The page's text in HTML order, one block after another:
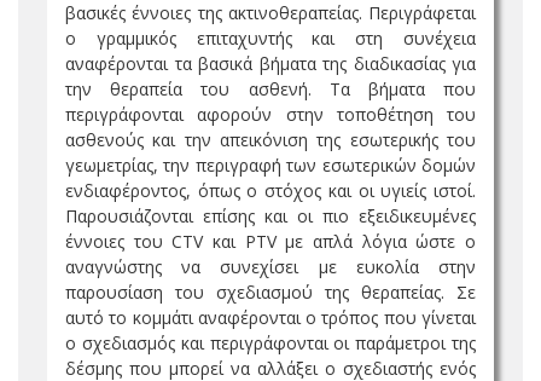
βασικές έννοιες της ακτινοθεραπείας. Περιγράφεται
ο γραμμικός επιταχυντής και στη συνέχεια
αναφέρονται τα βασικά βήματα της διαδικασίας για
την θεραπεία του ασθενή. Τα βήματα που
περιγράφονται αφορούν στην τοποθέτηση του
ασθενούς και την απεικόνιση της εσωτερικής του
γεωμετρίας, την περιγραφή των εσωτερικών δομών
ενδιαφέροντος, όπως ο στόχος και οι υγιείς ιστοί.
Παρουσιάζονται επίσης και οι πιο εξειδικευμένες
έννοιες του CTV και PTV με απλά λόγια ώστε ο
αναγνώστης να συνεχίσει με ευκολία στην
παρουσίαση του σχεδιασμού της θεραπείας. Σε
αυτό το κομμάτι αναφέρονται ο τρόπος που γίνεται
ο σχεδιασμός και περιγράφονται οι παράμετροι της
δέσμης που μπορεί να αλλάξει ο σχεδιαστής ενός